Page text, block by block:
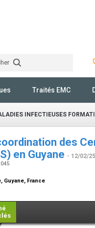
Traités EMC
INFECTIEUSES
des
en Guyane - 12/02/25
Guyane, France